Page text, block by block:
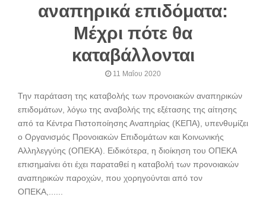
αναπηρικά επιδόματα:
Μέχρι πότε θα
καταβάλλονται
11 Μαΐου 2020
Την παράταση της καταβολής των προνοιακών αναπηρικών
επιδομάτων, λόγω της αναβολής της εξέτασης της αίτησης
από τα Κέντρα Πιστοποίησης Αναπηρίας (ΚΕΠΑ), υπενθυμίζει
ο Οργανισμός Προνοιακών Επιδομάτων και Κοινωνικής
Αλληλεγγύης (ΟΠΕΚΑ). Ειδικότερα, η διοίκηση του ΟΠΕΚΑ
επισημαίνει ότι έχει παραταθεί η καταβολή των προνοιακών
αναπηρικών παροχών, που χορηγούνται από τον
ΟΠΕΚΑ,......